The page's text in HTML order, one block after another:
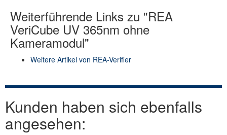
Weiterführende Links zu "REA
VeriCube UV 365nm ohne
Kameramodul"
Weitere Artikel von REA-Verifier
Kunden haben sich ebenfalls
angesehen: